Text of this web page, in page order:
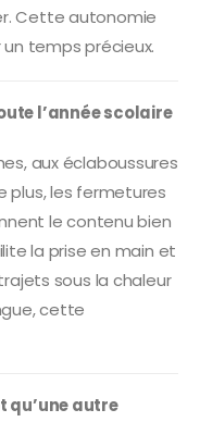
Cette autonomie
temps précieux.
l’année scolaire
aux éclaboussures
plus, les fermetures
le contenu bien
la prise en main et
sous la chaleur
cette
qu’une autre